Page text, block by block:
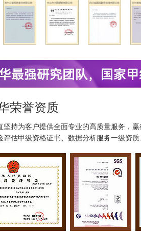
，与我们共同发
荣誉资质
坚持为客户提供全面专业的高质量服务，
评估甲级资格证书、数据分析服务一级资